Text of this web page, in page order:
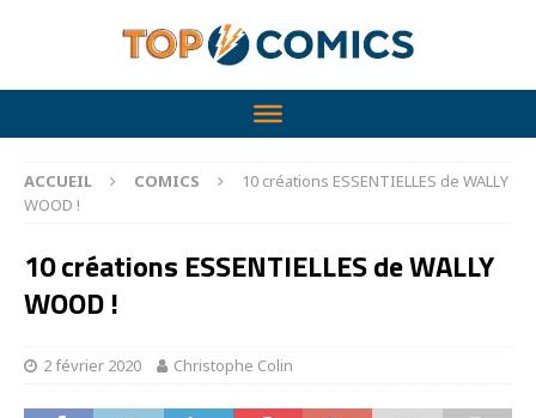
ACCUEIL COMICS
10 créations ESSENTIELLES de WALLY
WOOD !
10 créations ESSENTIELLES de WALLY
WOOD !
2 février 2020 Christophe Colin